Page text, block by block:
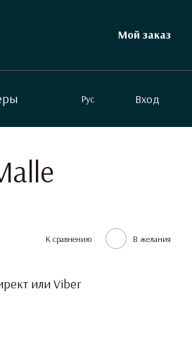
Мой заказ
Рус Вход
К сравнению В желания
или Viber